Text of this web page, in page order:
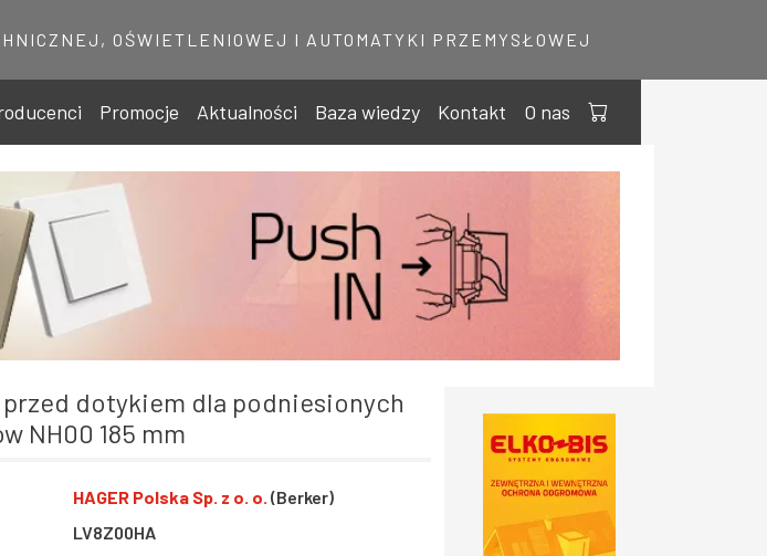
OŚWIETLENIOWEJ I AUTOMATYKI PRZEMYSŁOWEJ
Promocje Aktualności Baza wiedzy Kontakt O nas
NH00 185 mm
HAGER Polska Sp. z o. o. (Berker)
LV8Z00HA